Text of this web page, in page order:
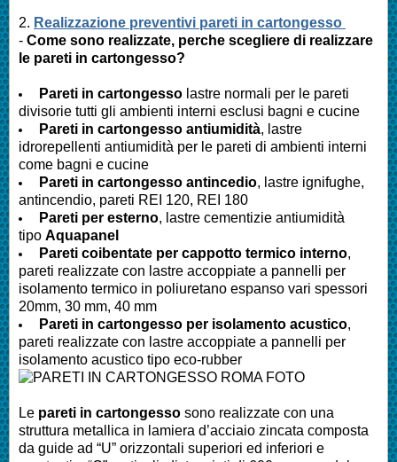
2. Realizzazione preventivi pareti in cartongesso
- Come sono realizzate, perche scegliere di realizzare
le pareti in cartongesso?
Pareti in cartongesso lastre normali per le pareti
divisorie tutti gli ambienti interni esclusi bagni e cucine
Pareti in cartongesso antiumidità, lastre
idrorepellenti antiumidità per le pareti di ambienti interni
come bagni e cucine
Pareti in cartongesso antincedio, lastre ignifughe,
antincendio, pareti REI 120, REI 180
Pareti per esterno, lastre cementizie antiumidità
tipo Aquapanel
Pareti coibentate per cappotto termico interno,
pareti realizzate con lastre accoppiate a pannelli per
isolamento termico in poliuretano espanso vari spessori
20mm, 30 mm, 40 mm
Pareti in cartongesso per isolamento acustico,
pareti realizzate con lastre accoppiate a pannelli per
isolamento acustico tipo eco-rubber
Le pareti in cartongesso sono realizzate con una
struttura metallica in lamiera d’acciaio zincata composta
da guide ad “U” orizzontali superiori ed inferiori e